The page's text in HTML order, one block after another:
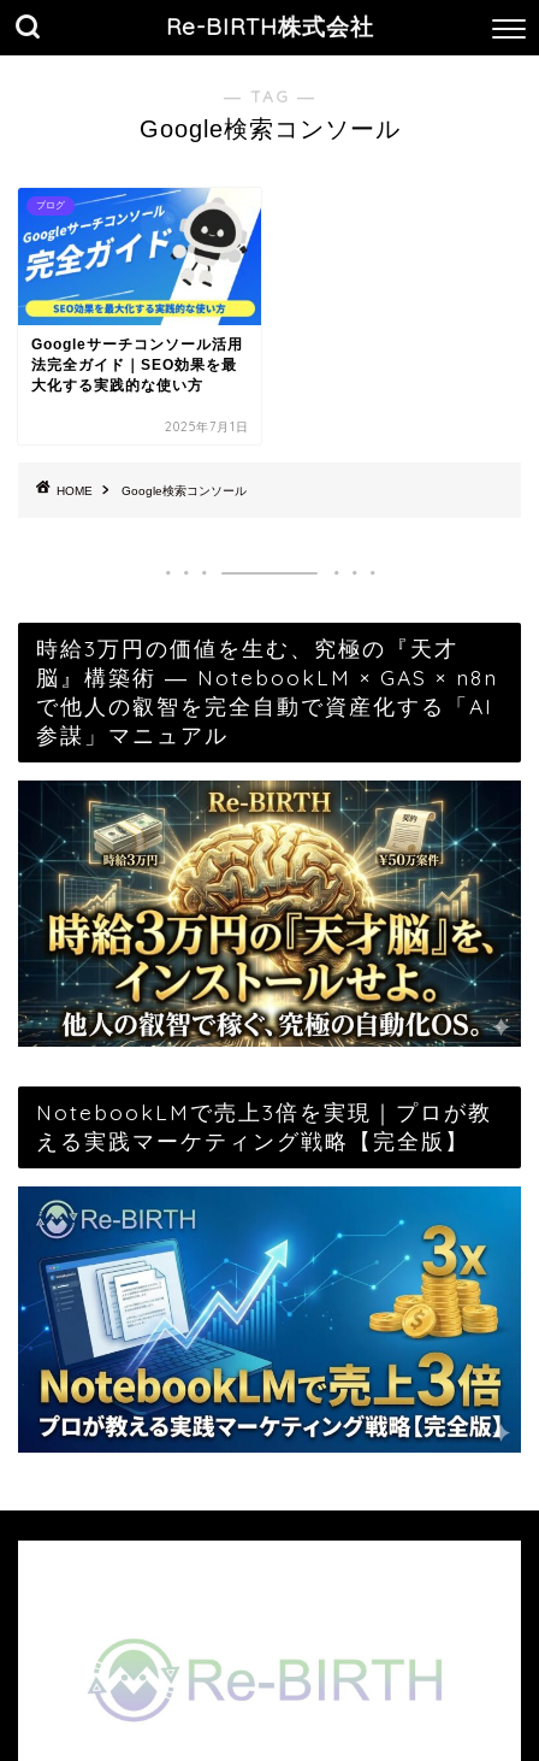
Re-BIRTH株式会社
― TAG ―
Google検索コンソール
ブログ
Googleサーチコンソール活用
法完全ガイド｜SEO効果を最
大化する実践的な使い方
2025年7月1日
HOME Google検索コンソール
時給3万円の価値を生む、究極の『天才
脳』構築術 ― NotebookLM × GAS × n8n
で他人の叡智を完全自動で資産化する「AI
参謀」マニュアル
NotebookLMで売上3倍を実現｜プロが教
える実践マーケティング戦略【完全版】